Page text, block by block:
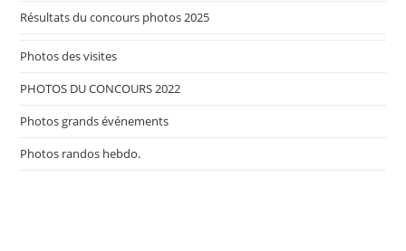
Résultats du concours photos 2025
Photos des visites
PHOTOS DU CONCOURS 2022
Photos grands événements
Photos randos hebdo.